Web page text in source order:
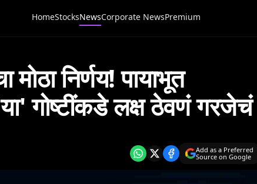
HomeStocksNewsCorporate NewsPremium
निर्णय! पायाभूत
गोष्टींकडे लक्ष ठेवणं गरजेचं
Add as a Preferred
Source on Google